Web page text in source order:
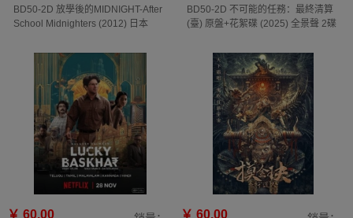
BD50-2D 放學後的MIDNIGHT-After
School Midnighters (2012) 日本
BD50-2D 不可能的任務：最終清算
(臺) 原盤+花絮碟 (2025) 全景聲 2碟
￥ 60.00 ￥ 60.00